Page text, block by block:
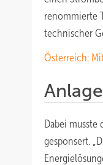
renommierte
technischer
Österreich:
Dabei
gesponsert.